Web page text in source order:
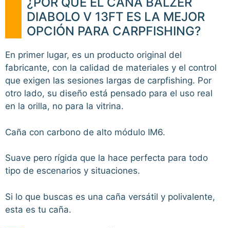
DIABOLO V 13FT ES LA MEJOR
OPCIÓN PARA CARPFISHING?
En primer lugar, es un producto original del
fabricante, con la calidad de materiales y el control
que exigen las sesiones largas de carpfishing. Por
otro lado, su diseño está pensado para el uso real
en la orilla, no para la vitrina.
Caña con carbono de alto módulo IM6.
Suave pero rígida que la hace perfecta para todo
tipo de escenarios y situaciones.
Si lo que buscas es una caña versátil y polivalente,
esta es tu caña.